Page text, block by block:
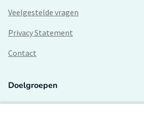
Veelgestelde vragen
Privacy Statement
Contact
Doelgroepen